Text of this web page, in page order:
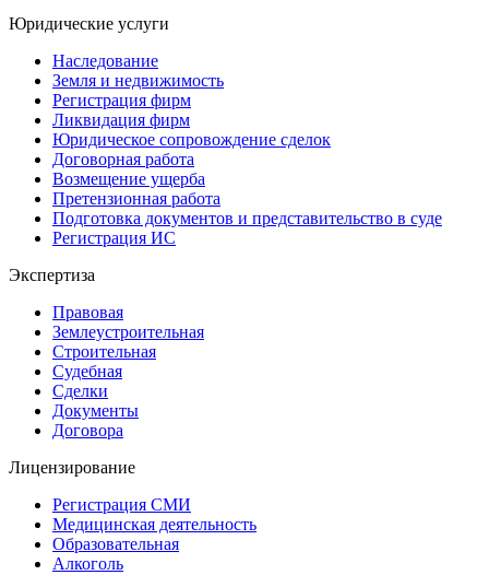
Юридические услуги
Наследование
Земля и недвижимость
Регистрация фирм
Ликвидация фирм
Юридическое сопровождение сделок
Договорная работа
Возмещение ущерба
Претензионная работа
Подготовка документов и представительство в суде
Регистрация ИС
Экспертиза
Правовая
Землеустроительная
Строительная
Судебная
Сделки
Документы
Договора
Лицензирование
Регистрация СМИ
Медицинская деятельность
Образовательная
Алкоголь